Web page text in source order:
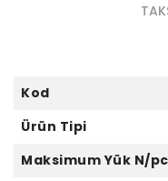
Kod
Ürün Tipi
Maksimum Yük N/pc